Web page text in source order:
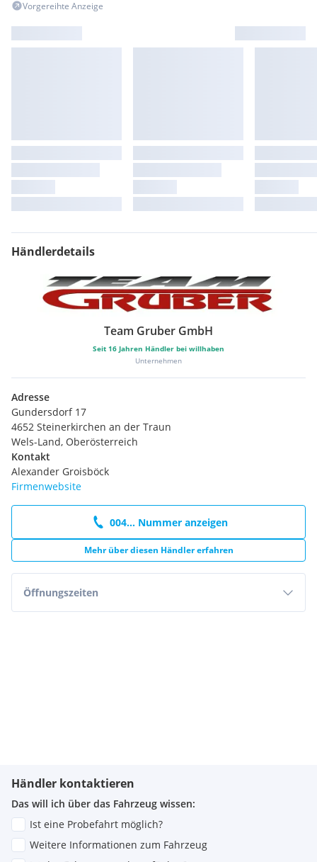
Vorgereihte Anzeige
Händlerdetails
Team Gruber GmbH
Seit 16 Jahren Händler bei willhaben
Unternehmen
Adresse
Gundersdorf 17
4652 Steinerkirchen an der Traun
Wels-Land, Oberösterreich
Kontakt
Alexander Groisböck
Firmenwebsite
004... Nummer anzeigen
Mehr über diesen Händler erfahren
Öffnungszeiten
Händler kontaktieren
Das will ich über das Fahrzeug wissen:
Ist eine Probefahrt möglich?
Weitere Informationen zum Fahrzeug